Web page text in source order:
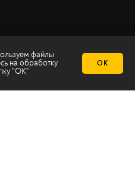
файлы
на обработку
"ОК"
ОК